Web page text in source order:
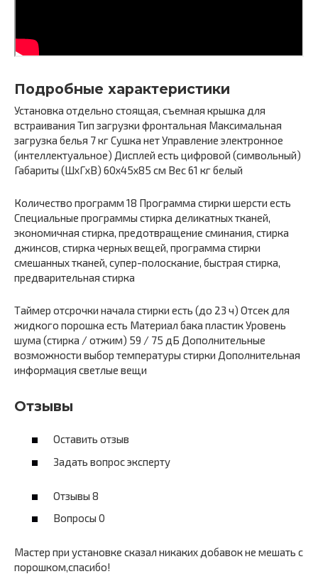
Подробные характеристики
Установка отдельно стоящая, съемная крышка для
встраивания Тип загрузки фронтальная Максимальная
загрузка белья 7 кг Сушка нет Управление электронное
(интеллектуальное) Дисплей есть цифровой (символьный)
Габариты (ШxГxВ) 60x45x85 см Вес 61 кг белый
Количество программ 18 Программа стирки шерсти есть
Специальные программы стирка деликатных тканей,
экономичная стирка, предотвращение сминания, стирка
джинсов, стирка черных вещей, программа стирки
смешанных тканей, супер-полоскание, быстрая стирка,
предварительная стирка
Таймер отсрочки начала стирки есть (до 23 ч) Отсек для
жидкого порошка есть Материал бака пластик Уровень
шума (стирка / отжим) 59 / 75 дБ Дополнительные
возможности выбор температуры стирки Дополнительная
информация светлые вещи
Отзывы
Оставить отзыв
Задать вопрос эксперту
Отзывы 8
Вопросы 0
Мастер при установке сказал никаких добавок не мешать с
порошком,спасибо!